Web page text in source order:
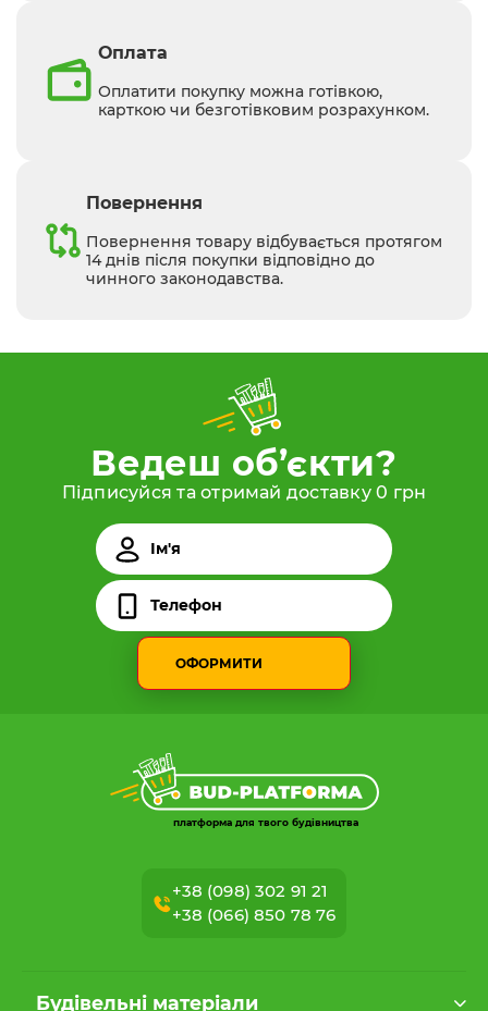
Оплата
Оплатити покупку можна готівкою,
карткою чи безготівковим розрахунком.
Повернення
Повернення товару відбувається протягом
14 днів після покупки відповідно до
чинного законодавства.
Ведеш об’єкти?
Підписуйся та отримай доставку 0 грн
ОФОРМИТИ
платформа для твого будівництва
+38 (098) 302 91 21
+38 (066) 850 78 76
Будівельні матеріали